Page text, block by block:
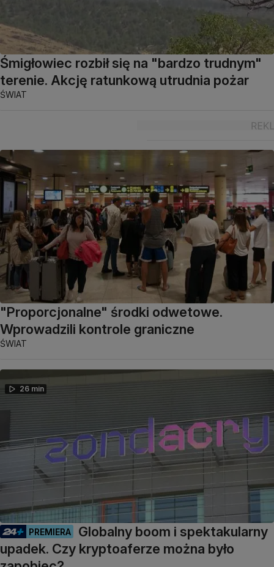
Śmigłowiec rozbił się na "bardzo trudnym"
terenie. Akcję ratunkową utrudnia pożar
ŚWIAT
"Proporcjonalne" środki odwetowe.
Wprowadzili kontrole graniczne
ŚWIAT
26 min
PREMIERA
Globalny boom i spektakularny
upadek. Czy kryptoaferze można było